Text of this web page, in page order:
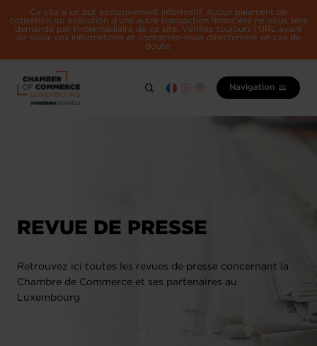
Ce site a un but exclusivement informatif. Aucun paiement de
cotisation ou exécution d'une autre transaction financière ne vous sera
demandé par l'intermédiaire de ce site. Vérifiez toujours l'URL avant
de saisir vos informations et contactez-nous directement en cas de
doute.
Navigation
REVUE DE PRESSE
Retrouvez ici toutes les revues de presse concernant la
Chambre de Commerce et ses partenaires au
Luxembourg